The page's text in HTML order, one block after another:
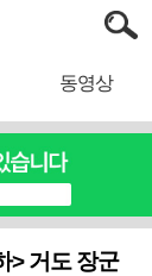
동영상
> 거도 장군